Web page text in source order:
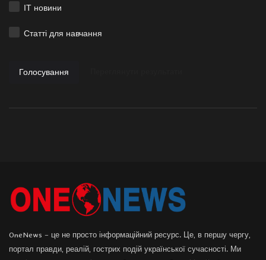
ІТ новини
Статті для навчання
Голосування
OneNews – це не просто інформаційний ресурс. Це, в першу чергу,
портал правди, реалій, гострих подій української сучасності. Ми